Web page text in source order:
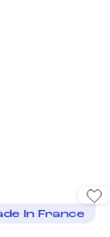
In France